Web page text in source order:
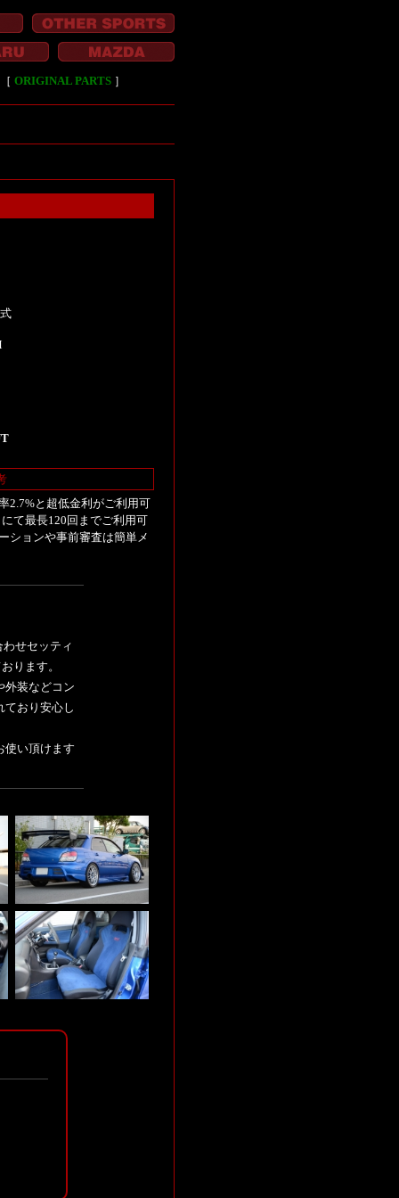
［ ORIGINAL PARTS］
2.7%と超低金利がご利用可
て最長120回までご利用可
ションや事前審査は簡単メ
せセッティ
ります。
外装などコン
ており安心し
使い頂けます